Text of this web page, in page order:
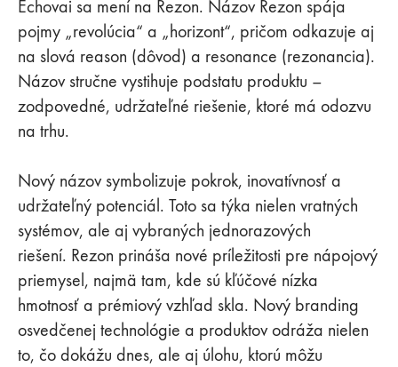
Echovai sa mení na Rezon. Názov Rezon spája
pojmy „revolúcia“ a „horizont“, pričom odkazuje aj
na slová reason (dôvod) a resonance (rezonancia).
Názov stručne vystihuje podstatu produktu –
zodpovedné, udržateľné riešenie, ktoré má odozvu
na trhu.
Nový názov symbolizuje pokrok, inovatívnosť a
udržateľný potenciál. Toto sa týka nielen vratných
systémov, ale aj vybraných jednorazových
riešení. Rezon prináša nové príležitosti pre nápojový
priemysel, najmä tam, kde sú kľúčové nízka
hmotnosť a prémiový vzhľad skla. Nový branding
osvedčenej technológie a produktov odráža nielen
to, čo dokážu dnes, ale aj úlohu, ktorú môžu